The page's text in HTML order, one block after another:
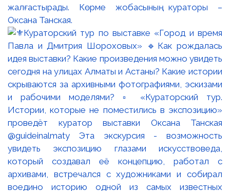
жалғастырады. Көрме жобасының кураторы –
Оксана Танская.